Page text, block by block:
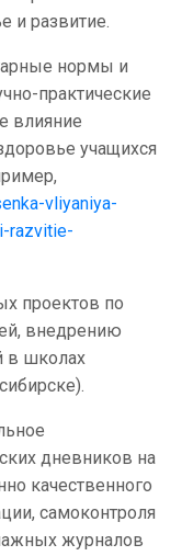
и развитие.
нормы и
практические
влияние
учащихся
vliyaniya-
razvitie-
проектов по
внедрению
в школах
дневников на
качественного
самоконтроля
журналов